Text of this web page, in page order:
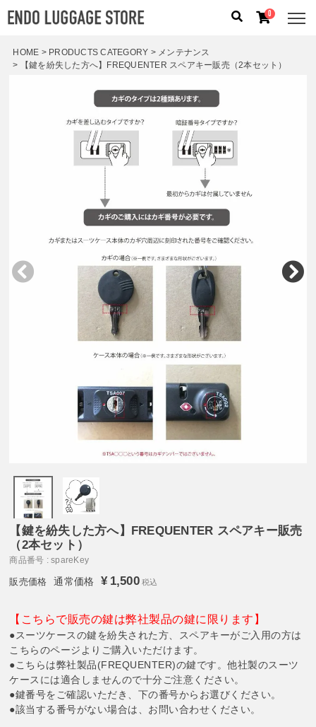
機内持込
カテゴリから探す
ブランドから探す
容量から探す
泊数から探す
円 円
検索する
0
HOME PRODUCTS CATEGORY
メンテナンス
【鍵を紛失した方へ】FREQUENTER スペアキー販売（2本セット）
【鍵を紛失した方へ】FREQUENTER スペアキー販売
（2本セット）
商品番号 spareKey
通常価格 ¥ 1,500 税込
【こちらで販売の鍵は弊社製品の鍵に限ります】
●スーツケースの鍵を紛失された方、スペアキーがご入用の方は
こちらのページよりご購入いただけます。
●こちらは弊社製品(FREQUENTER)の鍵です。他社製のスーツ
ケースには適合しませんので十分ご注意ください。
●鍵番号をご確認いただき、下の番号からお選びください。
●該当する番号がない場合は、お問い合わせください。